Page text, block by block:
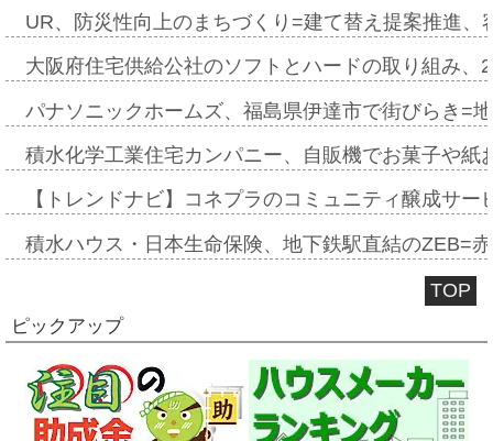
UR、防災性向上のまちづくり=建て替え提案推進
大阪府住宅供給公社のソフトとハードの取り組み
パナソニックホームズ、福島県伊達市で街びらき=
積水化学工業住宅カンパニー、自販機でお菓子や
【トレンドナビ】コネプラのコミュニティ醸成サ
積水ハウス・日本生命保険、地下鉄駅直結のZEB=
TOP
ピックアップ